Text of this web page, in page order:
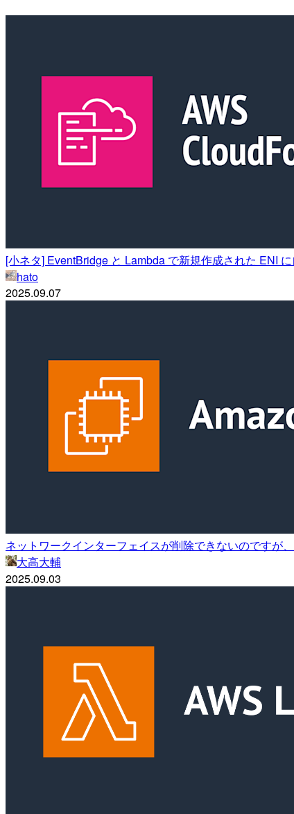
[小ネタ] EventBridge と Lambda で新規作成された ENI
hato
2025.09.07
ネットワークインターフェイスが削除できないのですが
大高大輔
2025.09.03